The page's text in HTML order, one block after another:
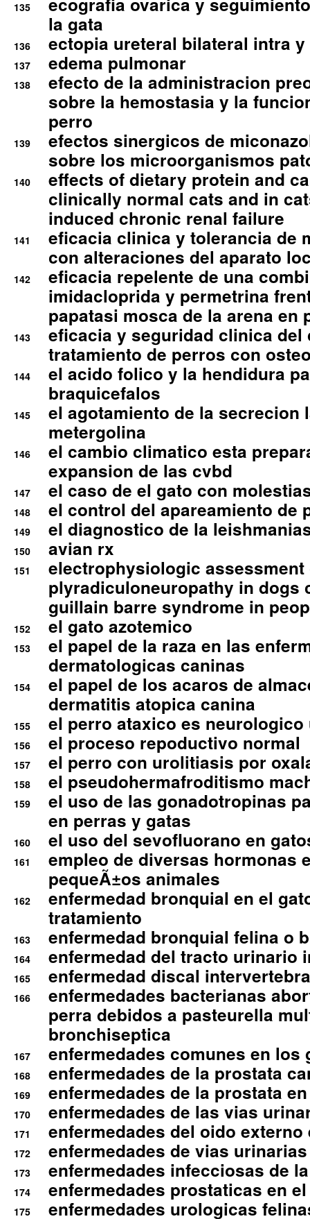
135
la gata
136 ectopia ureteral bilateral intra
137 edema pulmonar
138
efecto de la administracion
sobre la hemostasia y la
perro
139
efectos sinergicos de
sobre los microorganismos
140
effects of dietary protein and
clinically normal cats and in
induced chronic renal failure
141
eficacia clinica y tolerancia de
con alteraciones del aparato
142
eficacia repelente de una
imidacloprida y permetrina
papatasi mosca de la arena en
143
eficacia y seguridad clinica del
tratamiento de perros con
144
el acido folico y la hendidura
braquicefalos
145
el agotamiento de la secrecion
metergolina
146
el cambio climatico esta
expansion de las cvbd
147 el caso de el gato con
148 el control del apareamiento de
149 el diagnostico de la
150 avian rx
151
electrophysiologic assessment
plyradiculoneuropathy in dogs
guillain barre syndrome in
152 el gato azotemico
153
el papel de la raza en las
dermatologicas caninas
154
el papel de los acaros de
dermatitis atopica canina
155 el perro ataxico es
156 el proceso repoductivo normal
157 el perro con urolitiasis por
158 el pseudohermafroditismo
159
el uso de las gonadotropinas
en perras y gatas
160 el uso del sevofluorano en
161
empleo de diversas hormonas
pequeÃ±os animales
162
enfermedad bronquial en el
tratamiento
163 enfermedad bronquial felina o
164 enfermedad del tracto urinario
165 enfermedad discal
166
enfermedades bacterianas
perra debidos a pasteurella
bronchiseptica
167 enfermedades comunes en los
168 enfermedades de la prostata
169 enfermedades de la prostata
170 enfermedades de las vias
171 enfermedades del oido
172 enfermedades de vias
173 enfermedades infecciosas de
174 enfermedades prostaticas en
175
enfermedades urologicas